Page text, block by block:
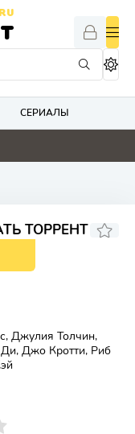
СЕРИАЛЫ
4.8
ТОРРЕНТ
Джулия Толчин,
Джо Кротти, Риб